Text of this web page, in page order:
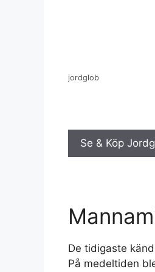
jordglob
Se & Köp
De tidigaste
På medeltiden